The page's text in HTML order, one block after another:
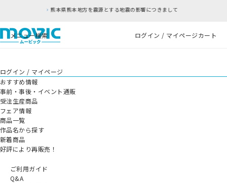
方を震源とする地震の影響につきまして
メニュー検索 ログイン / マイページカート
ログイン / マイページ
おすすめ情報
事前・事後・イベント通販
受注生産商品
フェア情報
商品一覧
作品名から探す
新着商品
好評により再販売！
ご利用ガイド
Q&A